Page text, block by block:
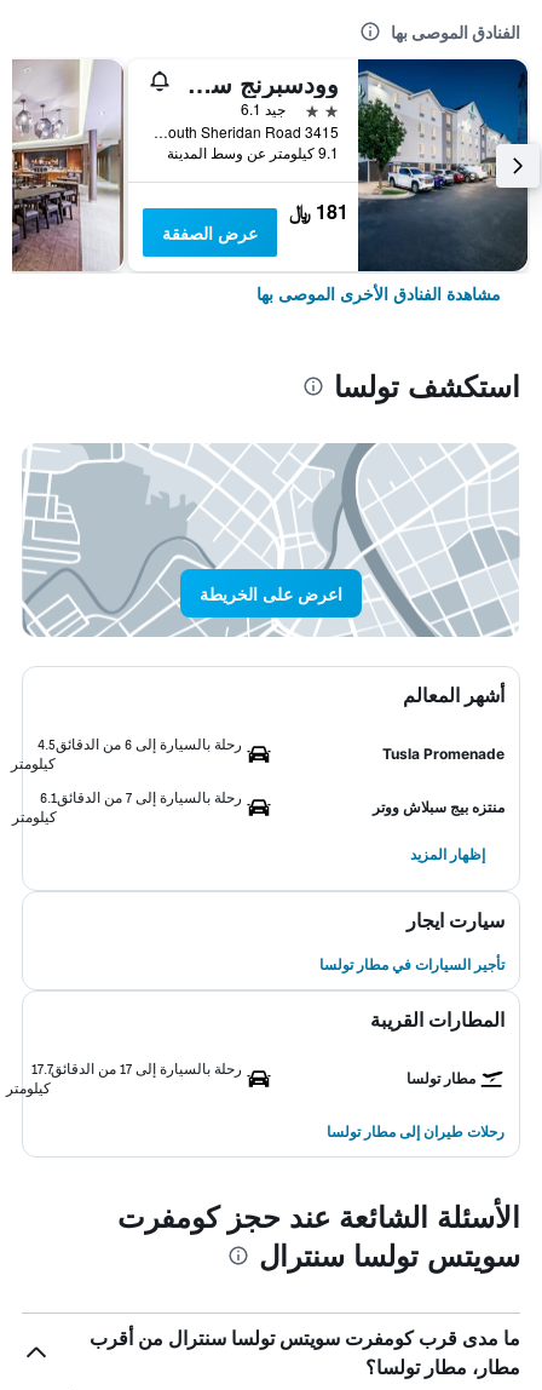
الفنادق الموصى بها
وودسبرنج سويتس تولسا
2 نجمتين
جيد 6.1
3415 South Sheridan Road, تولسا, OK, الولايات المتحدة الأميريكية
9.1 كيلومتر عن وسط المدينة
181 ﷼
عرض الصفقة
مشاهدة الفنادق الأخرى الموصى بها
استكشف تولسا
اعرض على الخريطة
أشهر المعالم
Tusla Promenade
رحلة بالسيارة إلى 6 من الدقائق
4.5
كيلومتر
منتزه بيج سبلاش ووتر
رحلة بالسيارة إلى 7 من الدقائق
6.1
كيلومتر
إظهار المزيد
سيارت ايجار
تأجير السيارات في مطار تولسا
المطارات القريبة
مطار تولسا
رحلة بالسيارة إلى 17 من الدقائق
17.7
كيلومتر
رحلات طيران إلى مطار تولسا
الأسئلة الشائعة عند حجز كومفرت
سويتس تولسا سنترال
ما مدى قرب كومفرت سويتس تولسا سنترال من أقرب
مطار، مطار تولسا؟